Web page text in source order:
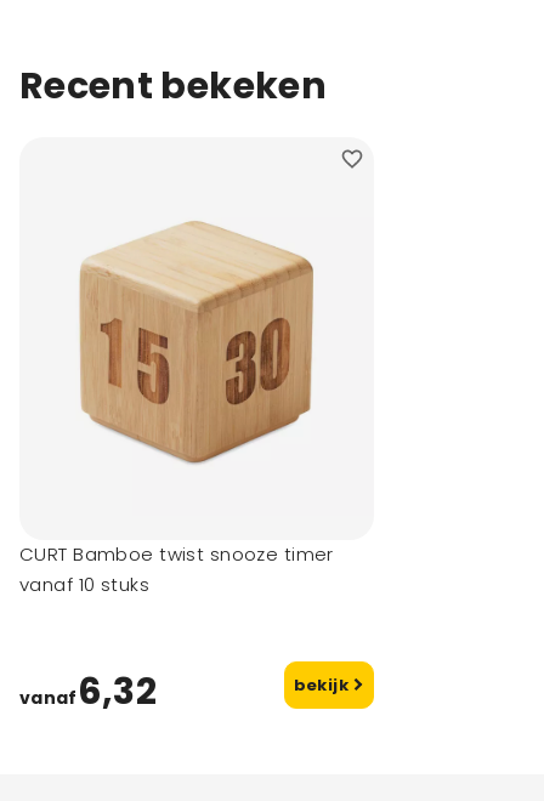
Recent bekeken
CURT Bamboe twist snooze timer
vanaf 10 stuks
vanaf 6,32 bekijk